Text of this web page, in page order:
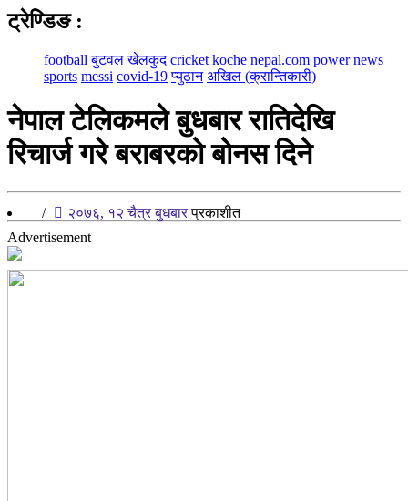
ट्रेण्डिङ :
football बुटवल खेलकुद cricket koche nepal.com power news
sports messi covid-19 प्युठान अखिल (क्रान्तिकारी)
नेपाल टेलिकमले बुधबार रातिदेखि
रिचार्ज गरे बराबरको बोनस दिने
/ २०७६, १२ चैत्र बुधबारप्रकाशीत
Advertisement